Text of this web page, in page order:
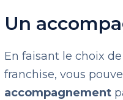
Un
En faisant le choix
franchise, vous
accompagnement